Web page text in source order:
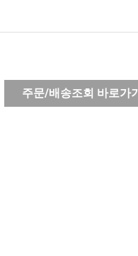
주문/배송조회 바로가기